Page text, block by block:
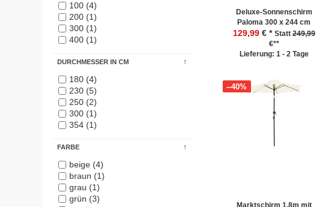
100 (4)
200 (1)
300 (1)
400 (1)
DURCHMESSER IN CM
180 (4)
230 (5)
250 (2)
300 (1)
354 (1)
FARBE
beige (4)
braun (1)
grau (1)
grün (3)
Deluxe-Sonnenschirm
Paloma 300 x 244 cm
129,99 € * Statt249,99
€**
Lieferung: 1 - 2 Tage
Marktschirm 1,8m mit
--40%